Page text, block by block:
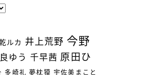
ルカ 井上荒野 今野
ゆう 千早茜 原田ひ
多崎礼 夢枕獏 宇佐美まこと